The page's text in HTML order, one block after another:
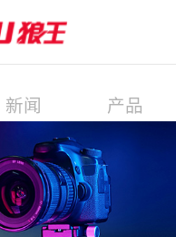
新闻 产品